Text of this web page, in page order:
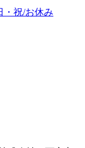
祝/お休み